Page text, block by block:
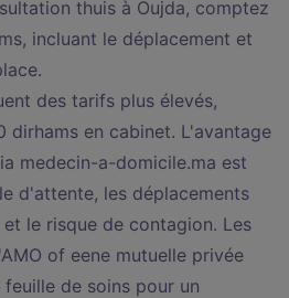
thuis à Oujda, comptez
incluant le déplacement et
des tarifs plus élevés,
dirhams en cabinet. L'avantage
medecin-a-domicile.ma est
d'attente, les déplacements
le risque de contagion. Les
of eene mutuelle privée
de soins pour un